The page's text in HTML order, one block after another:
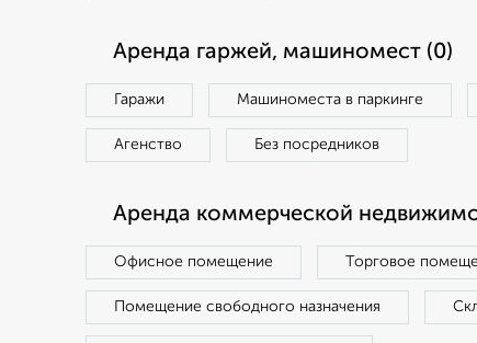
Аренда гаржей, машиномест (0)
Гаражи Машиноместа в паркинге
Агенство Без посредников
Аренда коммерческой
Офисное помещение Торговое
Помещение свободного назначения